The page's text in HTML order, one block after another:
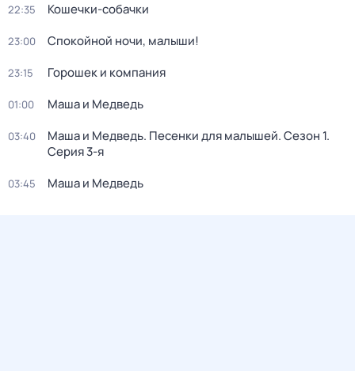
22:35 Кошечки-собачки
23:00 Спокойной ночи, малыши!
23:15 Горошек и компания
01:00 Маша и Медведь
03:40 Маша и Медведь. Песенки для малышей. Сезон 1.
Серия 3-я
03:45 Маша и Медведь